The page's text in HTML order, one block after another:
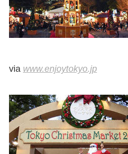
via www.enjoytokyo.jp